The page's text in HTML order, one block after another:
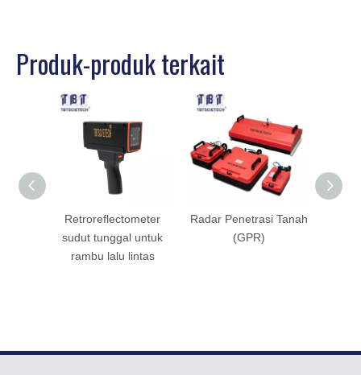
Produk-produk terkait
Retroreflectometer
sudut tunggal untuk
rambu lalu lintas
Radar Penetrasi Tanah
(GPR)